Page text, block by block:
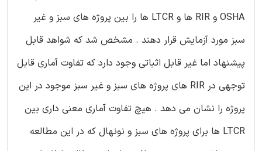
OSHA و RIR ها و LTCR ها را بین پروژه های سبز و غیر
سبز مورد آزمایش قرار دهند . مشخص شد که شواهد قابل
پیشنهاد اما غیر قابل اثباتی وجود دارد که تفاوت آماری قابل
توجهی در RIR های پروژه های سبز و غیر سبز موجود در این
پروژه را نشان می دهد . هیچ تفاوت آماری معنی داری بین
LTCR ها برای پروژه های سبز و نونهال که در این مطالعه